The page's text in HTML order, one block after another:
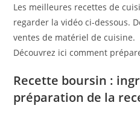
Les meilleures recettes de
regarder la vidéo ci-dessous.
ventes de matériel de cuisine.
Découvrez ici comment
Recette boursin :
préparation de la